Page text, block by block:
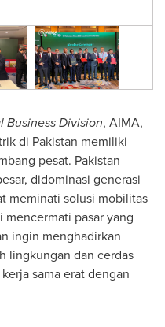
Business Division, AIMA,
di Pakistan memiliki
pesat. Pakistan
didominasi generasi
meminati solusi mobilitas
pasar yang
ingin menghadirkan
lingkungan dan cerdas
sama erat dengan